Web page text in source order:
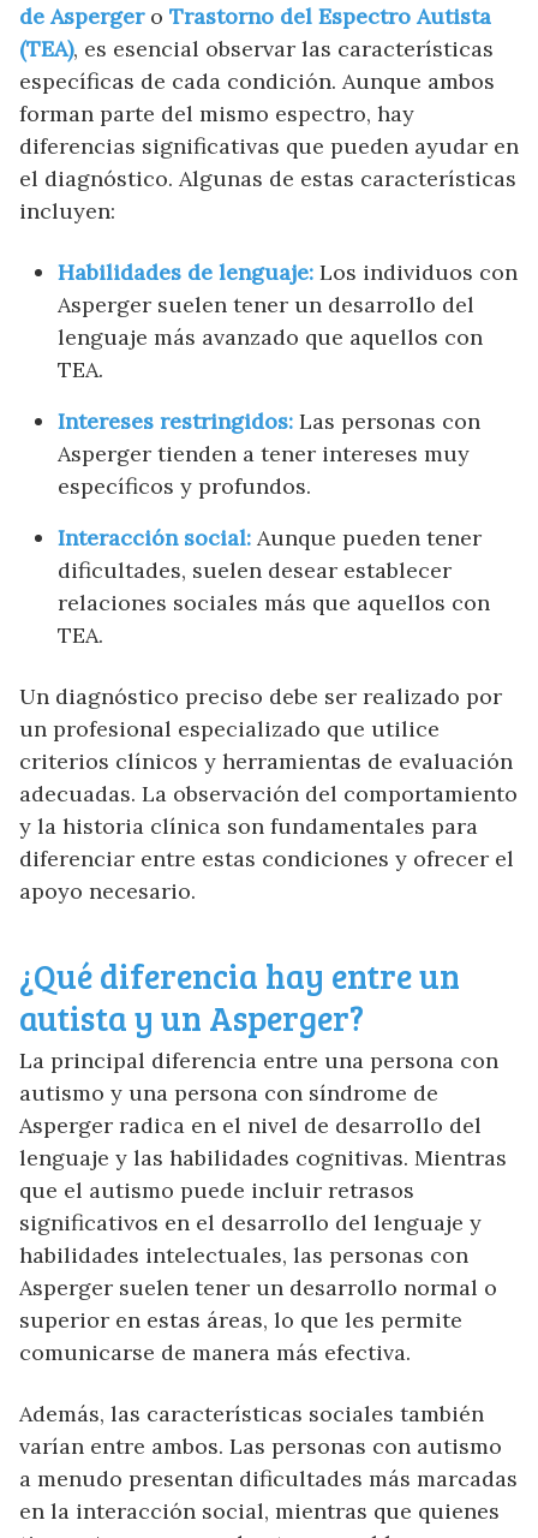
de Aspergero Trastorno del Espectro Autista
(TEA), es esencial observar las características
específicas de cada condición. Aunque ambos
forman parte del mismo espectro, hay
diferencias significativas que pueden ayudar en
el diagnóstico. Algunas de estas características
incluyen:
Habilidades de lenguaje: Los individuos con
Asperger suelen tener un desarrollo del
lenguaje más avanzado que aquellos con
TEA.
Intereses restringidos: Las personas con
Asperger tienden a tener intereses muy
específicos y profundos.
Interacción social: Aunque pueden tener
dificultades, suelen desear establecer
relaciones sociales más que aquellos con
TEA.
Un diagnóstico preciso debe ser realizado por
un profesional especializado que utilice
criterios clínicos y herramientas de evaluación
adecuadas. La observación del comportamiento
y la historia clínica son fundamentales para
diferenciar entre estas condiciones y ofrecer el
apoyo necesario.
¿Qué diferencia hay entre un
autista y un Asperger?
La principal diferencia entre una persona con
autismo y una persona con síndrome de
Asperger radica en el nivel de desarrollo del
lenguaje y las habilidades cognitivas. Mientras
que el autismo puede incluir retrasos
significativos en el desarrollo del lenguaje y
habilidades intelectuales, las personas con
Asperger suelen tener un desarrollo normal o
superior en estas áreas, lo que les permite
comunicarse de manera más efectiva.
Además, las características sociales también
varían entre ambos. Las personas con autismo
a menudo presentan dificultades más marcadas
en la interacción social, mientras que quienes